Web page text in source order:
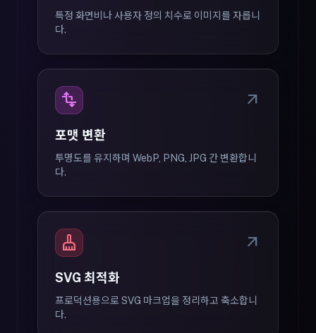
특정 화면비나 사용자 정의 치수로 이미지를 자릅니
다.
transform arrow_outward
포맷 변환
투명도를 유지하며 WebP, PNG, JPG 간 변환합니
다.
cleaning_services arrow_outward
SVG 최적화
프로덕션용으로 SVG 마크업을 정리하고 축소합니
다.